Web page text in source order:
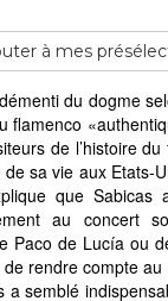
à mes
du dogme
de l’histoire du
sa vie aux Etats-
que Sabicas
au concert
Paco de Lucía ou
rendre compte au
a semblé